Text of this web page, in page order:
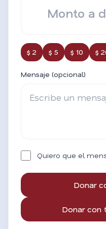
$ 2 $ 5 $ 10 $
Mensaje (opcional)
Quiero que el
Donar
Donar con